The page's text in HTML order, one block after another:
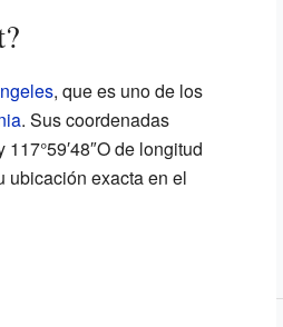
, que es uno de los
. Sus coordenadas
de longitud
ubicación exacta en el